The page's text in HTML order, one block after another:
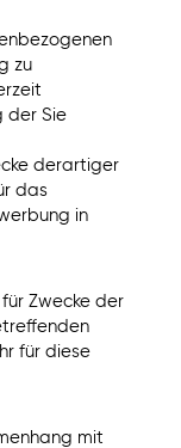
zu
der Sie
derartiger
das
in
Zwecke der
für diese
mit